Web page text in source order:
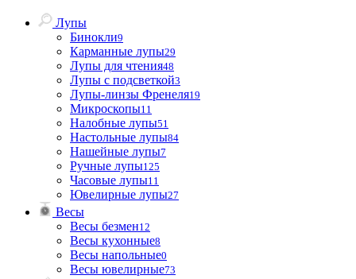
Лупы
Бинокли9
Карманные лупы29
Лупы для чтения48
Лупы с подсветкой3
Лупы-линзы Френеля19
Микроскопы11
Налобные лупы51
Настольные лупы84
Нашейные лупы7
Ручные лупы125
Часовые лупы11
Ювелирные лупы27
Весы
Весы безмен12
Весы кухонные8
Весы напольные0
Весы ювелирные73